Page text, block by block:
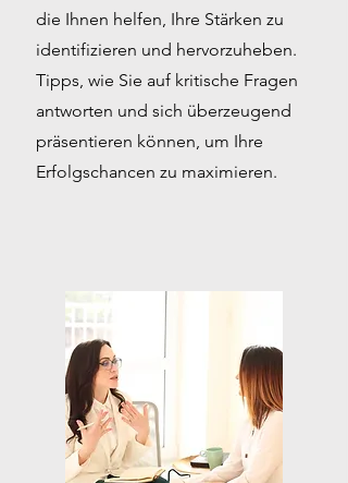
die Ihnen helfen, Ihre Stärken zu
identifizieren und hervorzuheben.
Tipps, wie Sie auf kritische Fragen
antworten und sich überzeugend
präsentieren können, um Ihre
Erfolgschancen zu maximieren.